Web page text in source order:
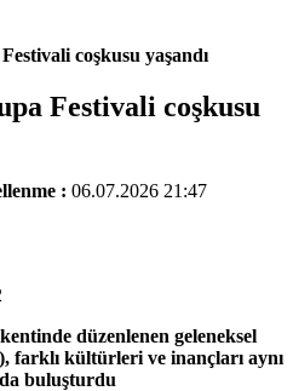
coşkusu yaşandı
Festivali coşkusu
: 06.07.2026 21:47
düzenlenen geleneksel
farklı kültürleri ve inançları aynı
buluşturdu